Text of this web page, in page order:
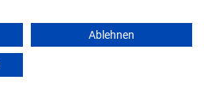
Rechte vorbehalten.
Ablehnen